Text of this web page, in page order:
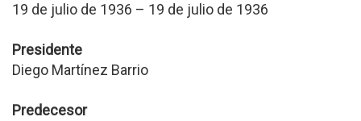
19 de julio de 1936 – 19 de julio de 1936
Presidente
Diego Martínez Barrio
Predecesor